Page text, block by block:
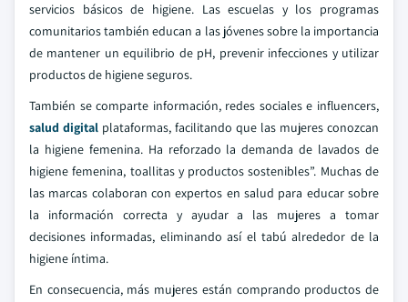
servicios básicos de higiene. Las escuelas y los programas
comunitarios también educan a las jóvenes sobre la importancia
de mantener un equilibrio de pH, prevenir infecciones y utilizar
productos de higiene seguros.
También se comparte información, redes sociales e influencers,
salud digital plataformas, facilitando que las mujeres conozcan
la higiene femenina. Ha reforzado la demanda de lavados de
higiene femenina, toallitas y productos sostenibles”. Muchas de
las marcas colaboran con expertos en salud para educar sobre
la información correcta y ayudar a las mujeres a tomar
decisiones informadas, eliminando así el tabú alrededor de la
higiene íntima.
En consecuencia, más mujeres están comprando productos de